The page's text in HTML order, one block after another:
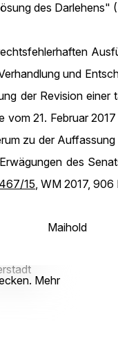
des Darlehens"
und
der Revision
vom 21. Februar
zu der
des
15, WM 2017, 906
Maihold
Mehr